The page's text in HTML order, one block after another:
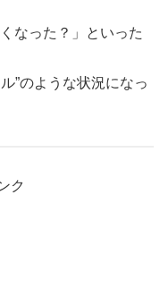
なった？」といった
”のような状況になっ
ク